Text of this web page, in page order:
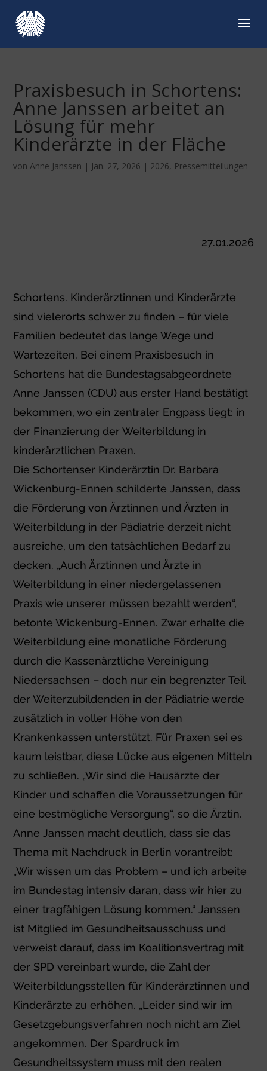
Praxisbesuch in Schortens:
Anne Janssen arbeitet an
Lösung für mehr
Kinderärzte in der Fläche
vonAnne Janssen | Jan. 27, 2026 | 2026, Pressemitteilungen
27.01.2026
Schortens. Kinderärztinnen und Kinderärzte
sind vielerorts schwer zu finden – für viele
Familien bedeutet das lange Wege und
Wartezeiten. Bei einem Praxisbesuch in
Schortens hat die Bundestagsabgeordnete
Anne Janssen (CDU) aus erster Hand bestätigt
bekommen, wo ein zentraler Engpass liegt: in
der Finanzierung der Weiterbildung in
kinderärztlichen Praxen.
Die Schortenser Kinderärztin Dr. Barbara
Wickenburg-Ennen schilderte Janssen, dass
die Förderung von Ärztinnen und Ärzten in
Weiterbildung in der Pädiatrie derzeit nicht
ausreiche, um den tatsächlichen Bedarf zu
decken. „Auch Ärztinnen und Ärzte in
Weiterbildung in einer niedergelassenen
Praxis wie unserer müssen bezahlt werden“,
betonte Wickenburg-Ennen. Zwar erhalte die
Weiterbildung eine monatliche Förderung
durch die Kassenärztliche Vereinigung
Niedersachsen – doch nur ein begrenzter Teil
der Weiterzubildenden in der Pädiatrie werde
zusätzlich in voller Höhe von den
Krankenkassen unterstützt. Für Praxen sei es
kaum leistbar, diese Lücke aus eigenen Mitteln
zu schließen. „Wir sind die Hausärzte der
Kinder und schaffen die Voraussetzungen für
eine bestmögliche Versorgung“, so die Ärztin.
Anne Janssen macht deutlich, dass sie das
Thema mit Nachdruck in Berlin vorantreibt:
„Wir wissen um das Problem – und ich arbeite
im Bundestag intensiv daran, dass wir hier zu
einer tragfähigen Lösung kommen.“ Janssen
ist Mitglied im Gesundheitsausschuss und
verweist darauf, dass im Koalitionsvertrag mit
der SPD vereinbart wurde, die Zahl der
Weiterbildungsstellen für Kinderärztinnen und
Kinderärzte zu erhöhen. „Leider sind wir im
Gesetzgebungsverfahren noch nicht am Ziel
angekommen. Der Spardruck im
Gesundheitssystem muss mit den realen